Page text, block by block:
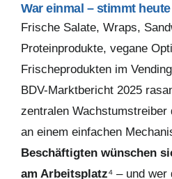
War einmal – stimmt
Frische Salate, Wraps,
Proteinprodukte, vegane
Frischeprodukten im
BDV-Marktbericht 2025
zentralen Wachstumstreiber
an einem einfachen
Beschäftigten wünschen
am Arbeitsplatz⁴ – und